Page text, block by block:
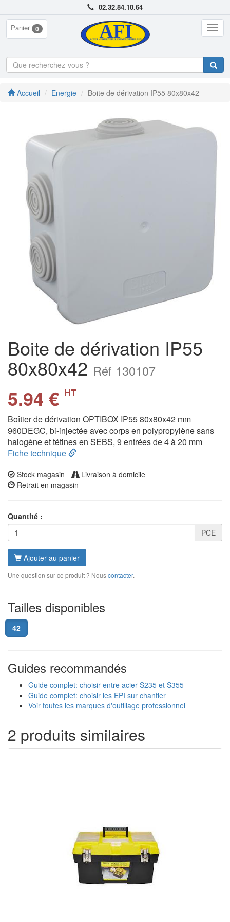
02.32.84.10.64
Panier 0
Accueil Energie Boite de dérivation IP55 80x80x42
Boite de dérivation IP55
80x80x42 Réf 130107
5.94 € HT
Boîtier de dérivation OPTIBOX IP55 80x80x42 mm
960DEGC, bi-injectée avec corps en polypropylène sans
halogène et tétines en SEBS, 9 entrées de 4 à 20 mm
Fiche technique
Stock magasin
Livraison à domicile
Retrait en magasin
Quantité :
PCE
Ajouter au panier
Une question sur ce produit ? Nouscontacter.
Tailles disponibles
42
Guides recommandés
Guide complet: choisir entre acier S235 et S355
Guide complet: choisir les EPI sur chantier
Voir toutes les marques d'outillage professionnel
2 produits similaires